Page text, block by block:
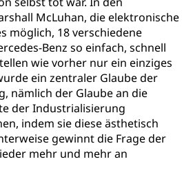
McLuhan, die elektronische
möglich, 18 verschiedene
Benz so einfach, schnell
wie vorher nur ein einziges
ein zentraler Glaube der
nämlich der Glaube an die
der Industrialisierung
indem sie diese ästhetisch
gewinnt die Frage der
mehr und mehr an